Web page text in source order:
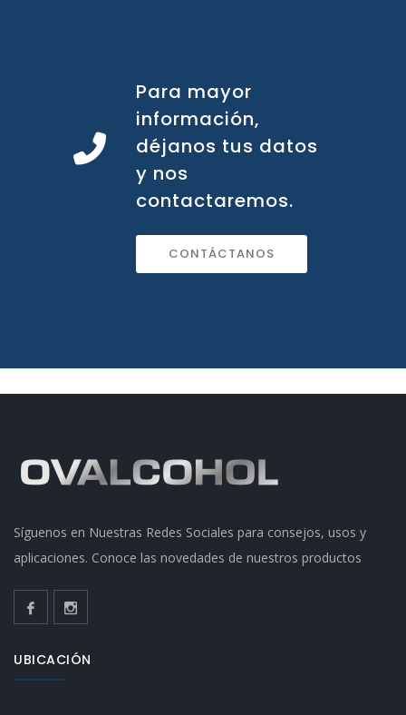
Para mayor
información,
déjanos tus datos
y nos
contactaremos.
CONTÁCTANOS
Síguenos en Nuestras Redes Sociales para consejos, usos y
aplicaciones. Conoce las novedades de nuestros productos
UBICACIÓN